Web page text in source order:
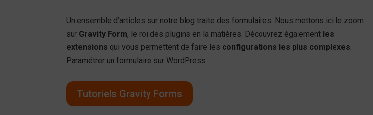
Un ensemble d’articles sur notre blog traite des formulaires. Nous mettons ici le zoom
sur Gravity Form, le roi des plugins en la matières. Découvrez également les
extensions qui vous permettent de faire les configurations les plus complexes
Paramétrer un formulaire sur WordPress
Tutoriels Gravity Forms